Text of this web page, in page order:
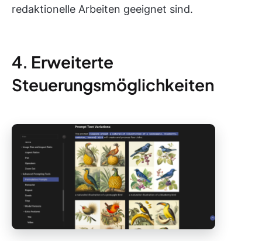
redaktionelle Arbeiten geeignet sind.
4. Erweiterte
Steuerungsmöglichkeiten